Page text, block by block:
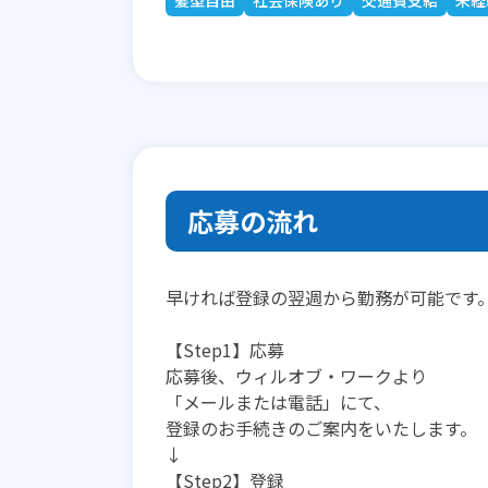
応募の流れ
早ければ登録の翌週から勤務が可能です。
【Step1】応募
応募後、ウィルオブ・ワークより
「メールまたは電話」にて、
登録のお手続きのご案内をいたします。
↓
【Step2】登録